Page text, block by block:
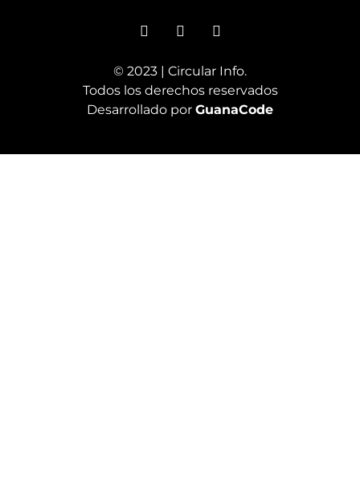
© 2023 | Circular Info.
Todos los derechos reservados
Desarrollado por GuanaCode